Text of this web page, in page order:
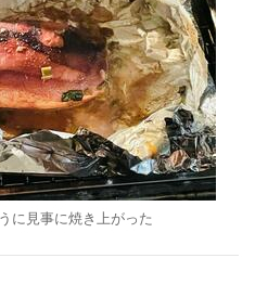
に見事に焼き上がった